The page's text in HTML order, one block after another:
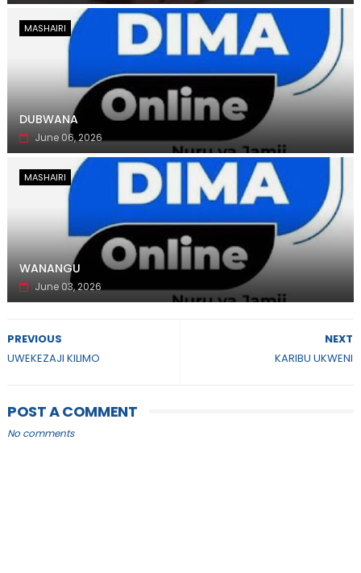
MASHAIRI
DUBWANA
June 06, 2026
MASHAIRI
WANANGU
June 03, 2026
NEXT
KARIBU UKWENI
PREVIOUS
UWEKEZAJI KILIMO
POST A COMMENT
No comments